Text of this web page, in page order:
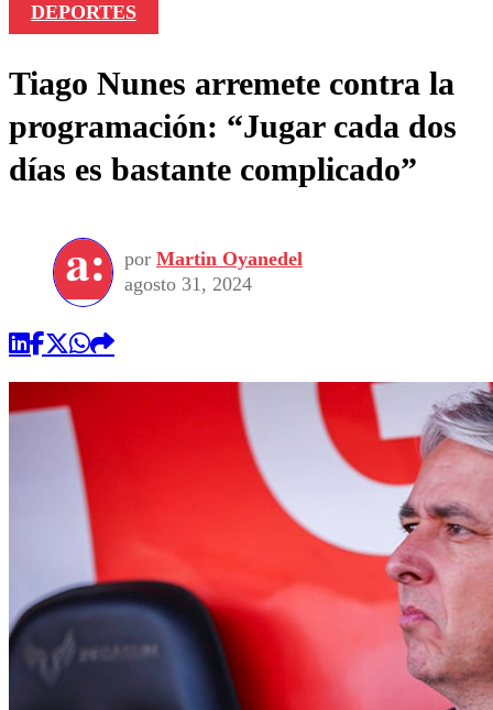
DEPORTES
Tiago Nunes arremete contra la
programación: “Jugar cada dos
días es bastante complicado”
por Martin Oyanedel
agosto 31, 2024